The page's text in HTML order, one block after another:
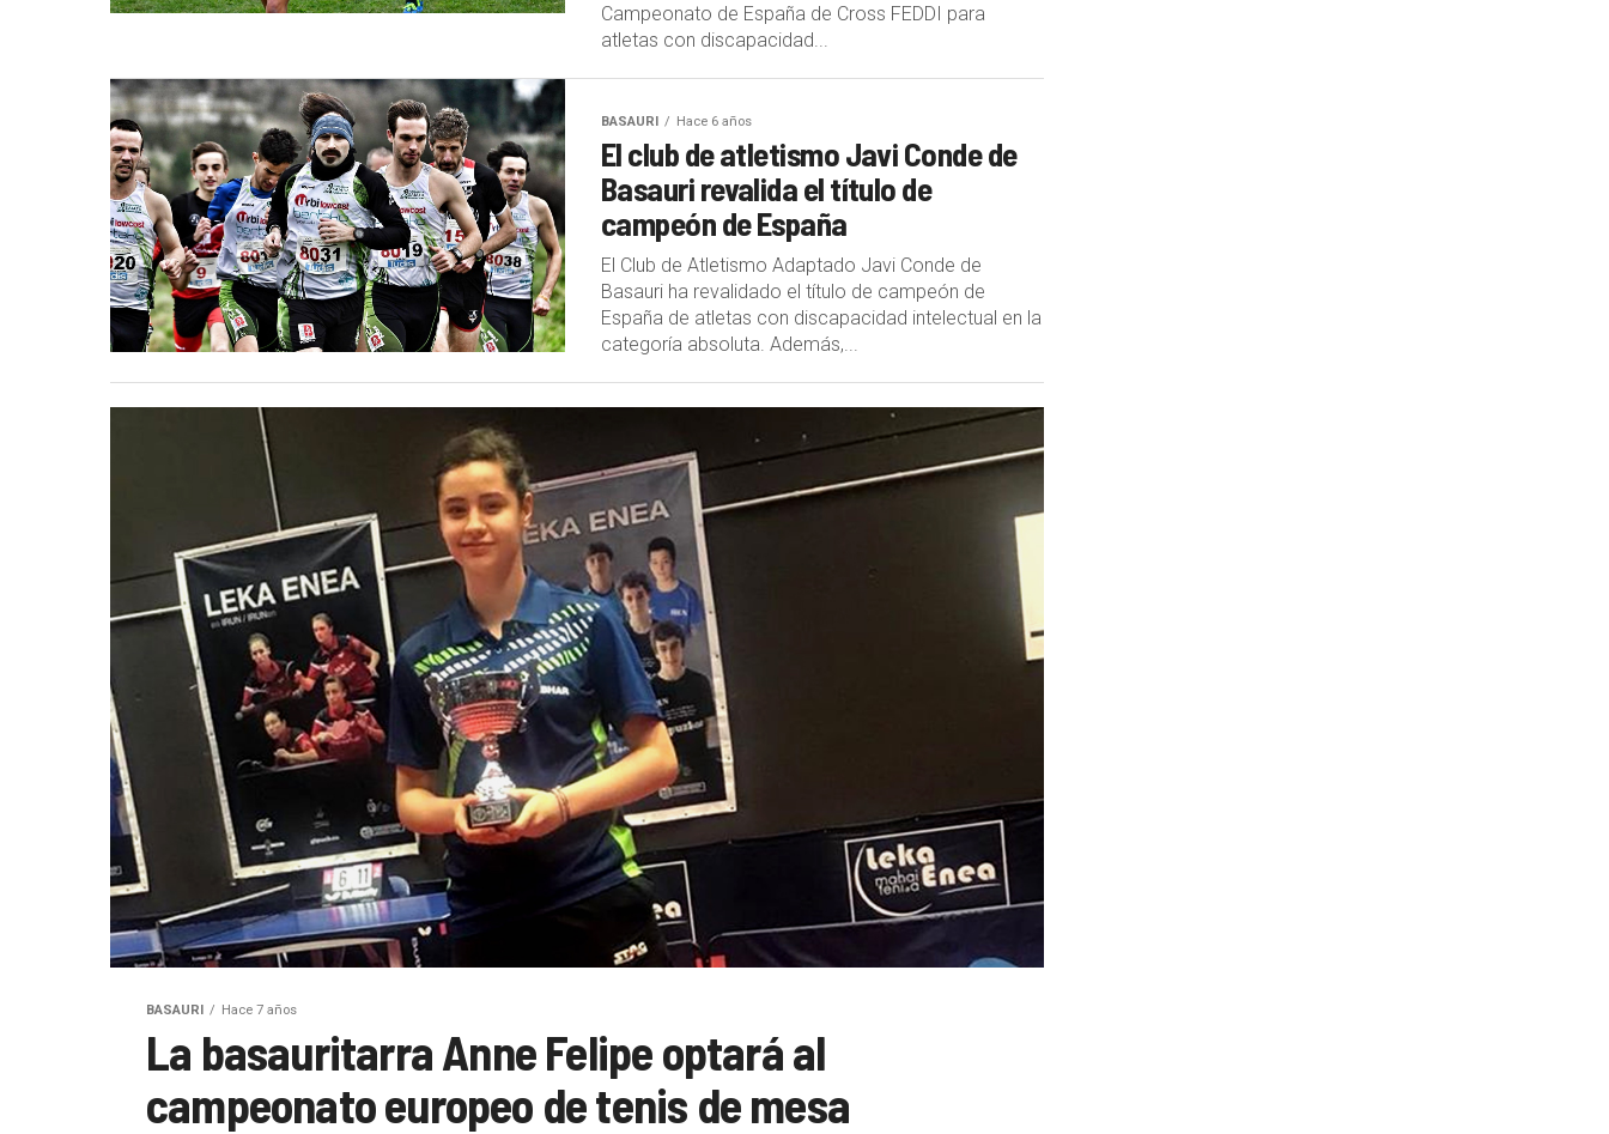
Campeonato de España de Cross FEDDI para
atletas con discapacidad...
BASAURI Hace 6 años
El club de atletismo Javi Conde de
Basauri revalida el título de
campeón de España
El Club de Atletismo Adaptado Javi Conde de
Basauri ha revalidado el título de campeón de
España de atletas con discapacidad intelectual en la
categoría absoluta. Además,...
BASAURI Hace 7 años
La basauritarra Anne Felipe optará al
campeonato europeo de tenis de mesa